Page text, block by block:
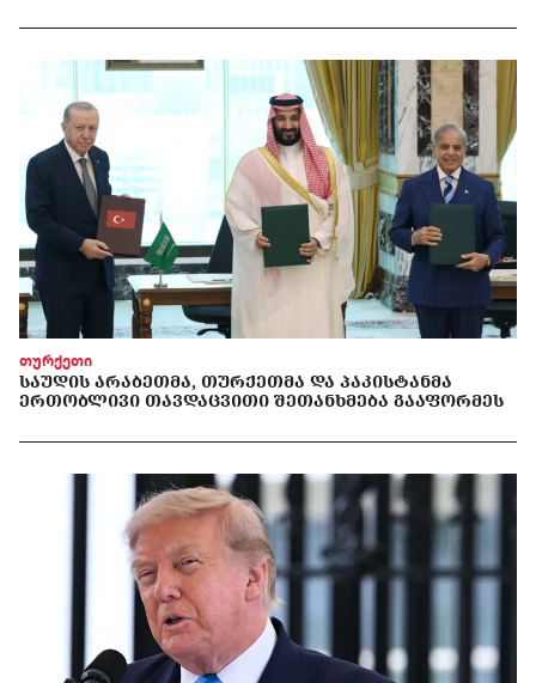
თურქეთი
ᲡᲐᲣᲓᲘᲡ ᲐᲠᲐᲑᲔᲗᲛᲐ, ᲗᲣᲠᲥᲔᲗᲛᲐ ᲓᲐ ᲞᲐᲙᲘᲡᲢᲐᲜᲛᲐ
ᲔᲠᲗᲝᲑᲚᲘᲕᲘ ᲗᲐᲕᲓᲐᲪᲕᲘᲗᲘ ᲨᲔᲗᲐᲜᲮᲛᲔᲑᲐ ᲒᲐᲐᲤᲝᲠᲛᲔᲡ